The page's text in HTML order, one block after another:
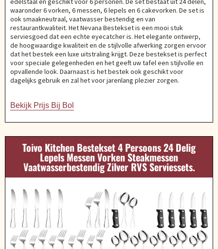
waaronder 6 vorken, 6 messen, 6 lepels en 6 cakevorken. De set is
ook smaakneutraal, vaatwasser bestendig en van
restaurantkwaliteit. Het Nevana Bestekset is een mooi stuk
serviesgoed dat een echte eyecatcher is. Het elegante ontwerp,
de hoogwaardige kwaliteit en de stijlvolle afwerking zorgen ervoor
dat het bestek een luxe uitstraling krijgt. Deze bestekset is perfect
voor speciale gelegenheden en het geeft uw tafel een stijlvolle en
opvallende look. Daarnaast is het bestek ook geschikt voor
dagelijks gebruik en zal het voor jarenlang plezier zorgen.
Bekijk Prijs Bij Bol
Toivo Kitchen Bestekset 4 Persoons 24 Delig
Lepels Messen Vorken Steakmessen
Vaatwasserbestendig Zilver RVS Serviessets.